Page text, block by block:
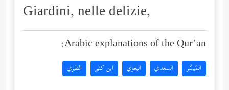
Giardini, nelle delizie,
Arabic explanations of the Qur’an:
المُيسَّر السعدي البغوي ابن كثير الطبري